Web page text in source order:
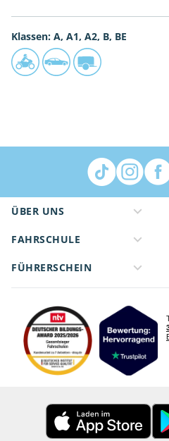
Klassen: A, A1, A2, B, BE
ÜBER UNS
FAHRSCHULE
FÜHRERSCHEIN